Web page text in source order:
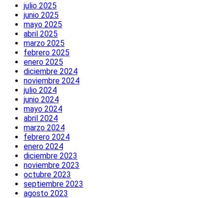
julio 2025
junio 2025
mayo 2025
abril 2025
marzo 2025
febrero 2025
enero 2025
diciembre 2024
noviembre 2024
julio 2024
junio 2024
mayo 2024
abril 2024
marzo 2024
febrero 2024
enero 2024
diciembre 2023
noviembre 2023
octubre 2023
septiembre 2023
agosto 2023